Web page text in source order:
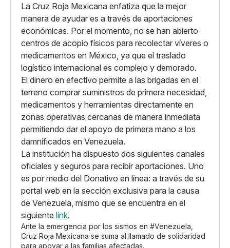
La Cruz Roja Mexicana enfatiza que la mejor
manera de ayudar es a través de aportaciones
económicas. Por el momento, no se han abierto
centros de acopio físicos para recolectar víveres o
medicamentos en México, ya que el traslado
logístico internacional es complejo y demorado.
El dinero en efectivo permite a las brigadas en el
terreno comprar suministros de primera necesidad,
medicamentos y herramientas directamente en
zonas operativas cercanas de manera inmediata
permitiendo dar el apoyo de primera mano a los
damnificados en Venezuela.
La institución ha dispuesto dos siguientes canales
oficiales y seguros para recibir aportaciones. Uno
es por medio del Donativo en línea: a través de su
portal web en la sección exclusiva para la causa
de Venezuela, mismo que se encuentra en el
siguiente link.
Ante la emergencia por los sismos en #Venezuela
Cruz Roja Mexicana se suma al llamado de solidaridad
para apoyar a las familias afectadas.